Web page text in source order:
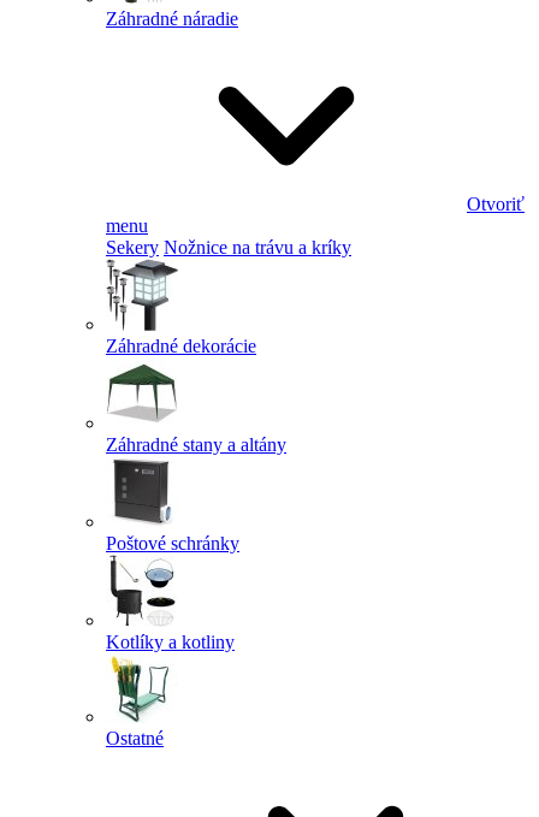
Záhradné náradie
Otvoriť
menu
Sekery Nožnice na trávu a kríky
Záhradné dekorácie
Záhradné stany a altány
Poštové schránky
Kotlíky a kotliny
Ostatné